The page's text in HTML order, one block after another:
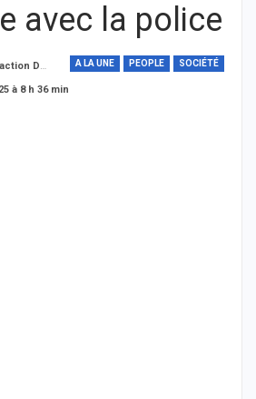
avec la police
A LA UNE PEOPLE SOCIÉTÉ
à 8 h 36 min